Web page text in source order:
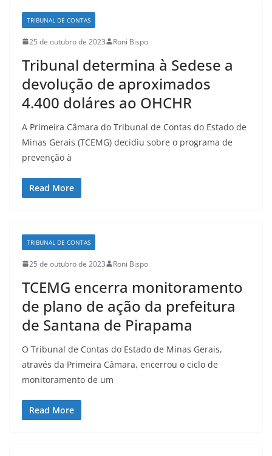
TRIBUNAL DE CONTAS
25 de outubro de 2023 Roni Bispo
Tribunal determina à Sedese a
devolução de aproximados
4.400 doláres ao OHCHR
A Primeira Câmara do Tribunal de Contas do Estado de
Minas Gerais (TCEMG) decidiu sobre o programa de
prevenção à
Read More
TRIBUNAL DE CONTAS
25 de outubro de 2023 Roni Bispo
TCEMG encerra monitoramento
de plano de ação da prefeitura
de Santana de Pirapama
O Tribunal de Contas do Estado de Minas Gerais,
através da Primeira Câmara, encerrou o ciclo de
monitoramento de um
Read More